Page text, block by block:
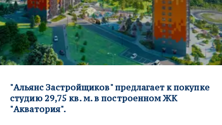
"Альянс Застройщиков" предлагает к покупке
студию 29,75 кв. м. в построенном ЖК
"Акватория".